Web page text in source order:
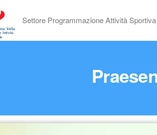
Settore Programmazione Attività